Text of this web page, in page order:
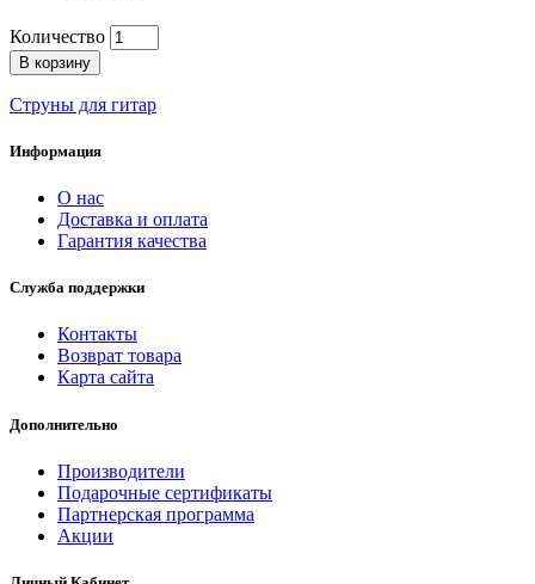
Количество
В корзину
Струны для гитар
Информация
О нас
Доставка и оплата
Гарантия качества
Служба поддержки
Контакты
Возврат товара
Карта сайта
Дополнительно
Производители
Подарочные сертификаты
Партнерская программа
Акции